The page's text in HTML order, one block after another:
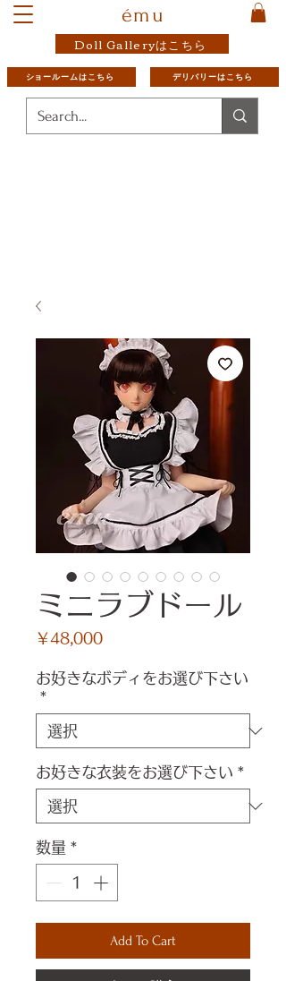
ému
Doll Galleryはこちら
ショールームはこちら デリバリーはこちら
ミニラブドール
￥48,000価
お好きなボディをお選び下さい
*
お好きな衣装をお選び下さい *
数量 *
Add To Cart